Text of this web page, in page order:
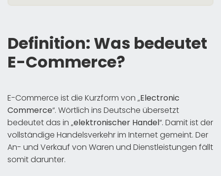
Definition: Was bedeutet
E-Commerce?
E-Commerce ist die Kurzform von „Electronic
Commerce“. Wörtlich ins Deutsche übersetzt
bedeutet das in „elektronischer Handel“. Damit ist der
vollständige Handelsverkehr im Internet gemeint. Der
An- und Verkauf von Waren und Dienstleistungen fällt
somit darunter.